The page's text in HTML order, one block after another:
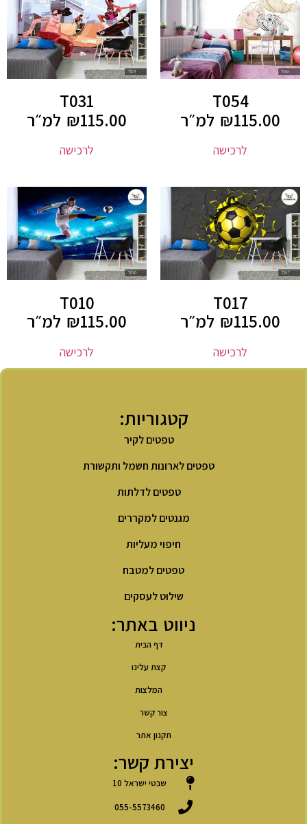
T054
₪115.00 למ״ר
לרכישה
T031
₪115.00 למ״ר
לרכישה
T017
₪115.00 למ״ר
לרכישה
T010
₪115.00 למ״ר
לרכישה
קטגוריות:
טפטים לקיר
טפטים לארונות חשמל ותקשורת
טפטים לדלתות
מגנטים למקררים
חיפוי מעליות
טפטים למטבח
שילוט לעסקים
ניווט באתר:
דף הבית
קצת עלינו
המלצות
צור קשר
תקנון אתר
יצירת קשר:
שבטי ישראל 10
055-5573460